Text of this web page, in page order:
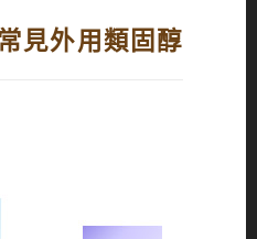
常見外用類固醇